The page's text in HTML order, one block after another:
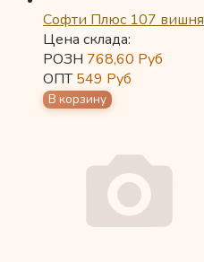
Софти Плюс 107 вишня
Цена склада:
РОЗН 768,60 Руб
ОПТ549 Руб